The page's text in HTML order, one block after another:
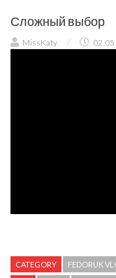
Сложный выбор
MissKaty /
CATEGORY FEDORUK